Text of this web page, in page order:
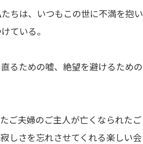
ちは、いつもこの世に不満を抱い
ている。
るための嘘、絶望を避けるための
ご夫婦のご主人が亡くなられたご
しさを忘れさせてくれる楽しい会